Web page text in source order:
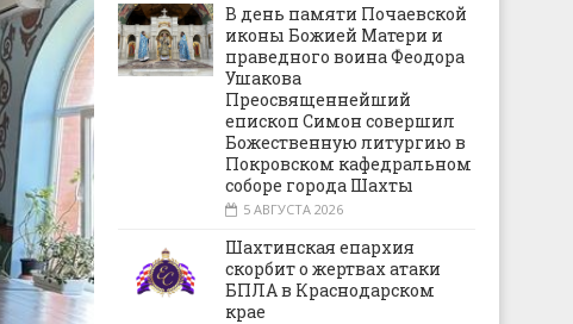
В день памяти Почаевской
иконы Божией Матери и
праведного воина Феодора
Ушакова
Преосвященнейший
епископ Симон совершил
Божественную литургию в
Покровском кафедральном
соборе города Шахты
5 АВГУСТА 2026
Шахтинская епархия
скорбит о жертвах атаки
БПЛА в Краснодарском
крае